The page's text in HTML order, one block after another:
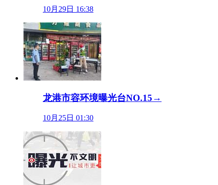
10月29日 16:38
龙港市容环境曝光台NO.15→
10月25日 01:30